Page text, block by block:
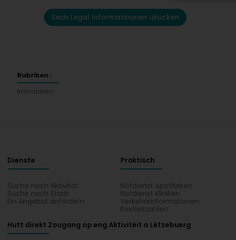
Sech Legal Informatiounen ukucken
Rubriken :
Immobilien
Dienste
Suche nach Aktivität
Suche nach Stadt
Ein Angebot anfordern
Praktisch
Notdienst Apotheken
Notdienst Kliniken
Verkehrsinformationen
Postleitzahlen
Hutt direkt Zougang op eng Aktivitéit a Lëtzebuerg